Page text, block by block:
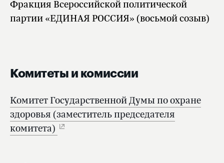
Фракция Всероссийской политической
партии «ЕДИНАЯ РОССИЯ» (восьмой созыв)
Комитеты и комиссии
Комитет Государственной Думы по охране
здоровья (заместитель председателя
комитета)